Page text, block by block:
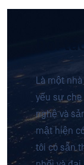
Là một
yếu sự che
nghệ và
mật hiện
tôi có sẵn